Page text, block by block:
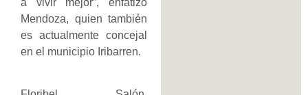
Mendoza, quien también
es actualmente concejal
en el municipio Iribarren.